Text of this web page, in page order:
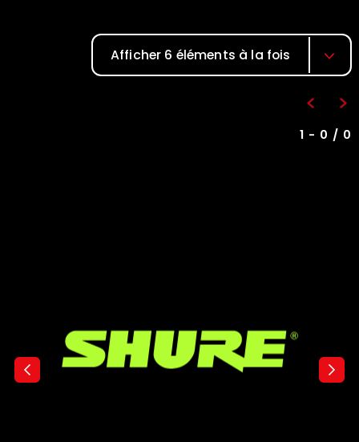
Afficher 6 éléments à la fois
1 - 0 / 0